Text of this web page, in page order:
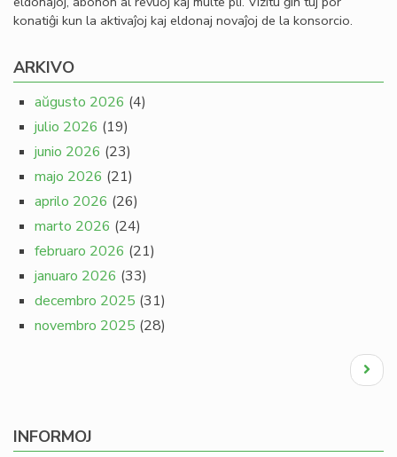
konatiĝi kun la aktivaĵoj kaj eldonaj novaĵoj de la konsorcio.
ARKIVO
aŭgusto 2026 (4)
julio 2026 (19)
junio 2026 (23)
majo 2026 (21)
aprilo 2026 (26)
marto 2026 (24)
februaro 2026 (21)
januaro 2026 (33)
decembro 2025 (31)
novembro 2025 (28)
Next
page
INFORMOJ